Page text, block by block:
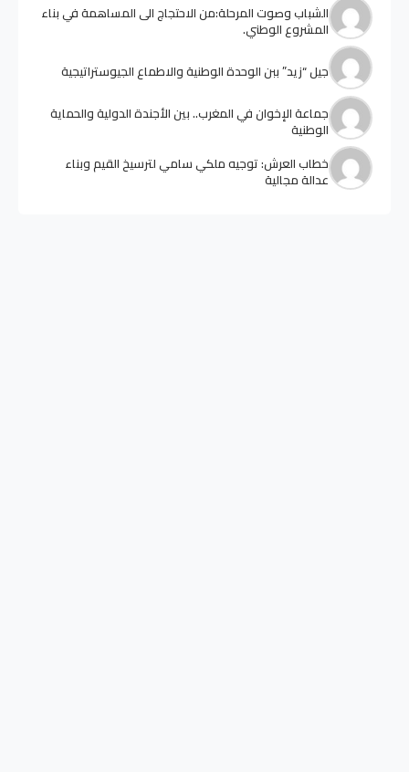
الشباب وصوت المرحلة:من الاحتجاج الى المساهمة في بناء
المشروع الوطني.
جيل “زيد” ببن الوحدة الوطنية والاطماع الجيوستراتيجية
جماعة الإخوان في المغرب.. بين الأجندة الدولية والحماية
الوطنية
خطاب العرش: توجيه ملكي سامي لترسيخ القيم وبناء
عدالة مجالية